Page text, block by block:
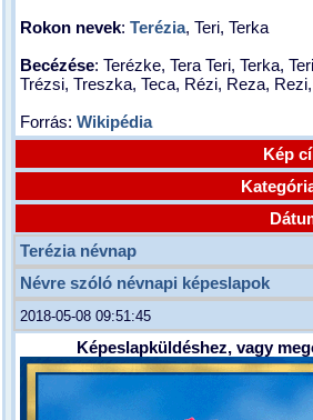
Rokon nevek: Terézia, Teri, Terka
Becézése: Terézke, Tera Teri, Terka,
Trézsi, Treszka, Teca, Rézi, Reza,
Forrás: Wikipédia
Kép
Terézia névnap
Névre szóló névnapi képeslapok
2018-05-08 09:51:45
Képeslapküldéshez, vagy